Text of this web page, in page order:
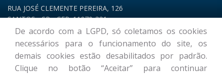
RUA JOSÉ CLEMENTE PEREIRA, 126
SANTOS - SP - CEP: 11070-321
TRAÇAR ROTA
De acordo com a LGPD, só coletamos os cookies
necessários para o funcionamento do site, os
demais cookies estão desabilitados por padrão.
Clique no botão “Aceitar” para continuar